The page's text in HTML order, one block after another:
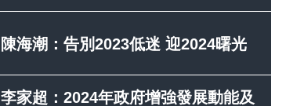
陳海潮：告別2023低迷 迎2024曙光
李家超：2024年政府增強發展動能及